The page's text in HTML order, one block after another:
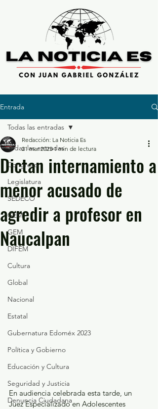
Entrada
Todas las entradas
Congreso
Legislatura
SEDECO
GEM
GEM
DIFEM
Cultura
Global
Nacional
Estatal
Gubernatura Edoméx 2023
Política y Gobierno
Educación y Cultura
Seguridad y Justicia
Denuncia Ciudadana
Todas las entradas
Dictan internamiento a
menor acusado de
agredir a profesor en
Naucalpan
Redacción: La Noticia Es
21 mar 2025 1 min de lectura
En audiencia celebrada esta tarde, un
Juez Especializado en Adolescentes